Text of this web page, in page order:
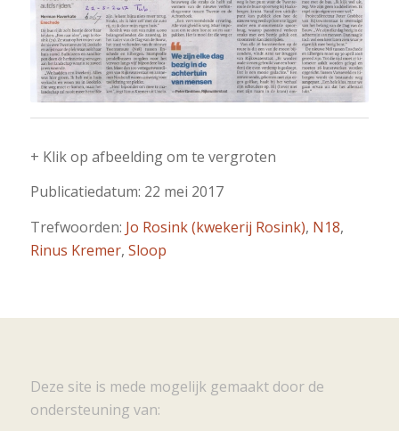
+ Klik op afbeelding om te vergroten
Publicatiedatum: 22 mei 2017
Trefwoorden: Jo Rosink (kwekerij Rosink), N18,
Rinus Kremer, Sloop
Deze site is mede mogelijk gemaakt door de
ondersteuning van: